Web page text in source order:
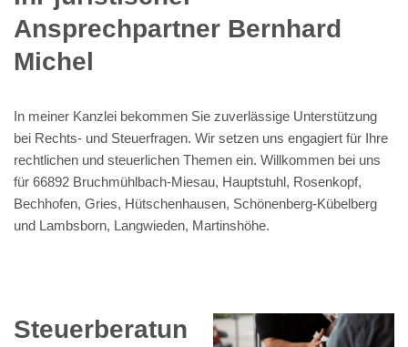
Ansprechpartner Bernhard
Michel
In meiner Kanzlei bekommen Sie zuverlässige Unterstützung
bei Rechts- und Steuerfragen. Wir setzen uns engagiert für Ihre
rechtlichen und steuerlichen Themen ein. Willkommen bei uns
für 66892 Bruchmühlbach-Miesau, Hauptstuhl, Rosenkopf,
Bechhofen, Gries, Hütschenhausen, Schönenberg-Kübelberg
und Lambsborn, Langwieden, Martinshöhe.
Steuerberatun